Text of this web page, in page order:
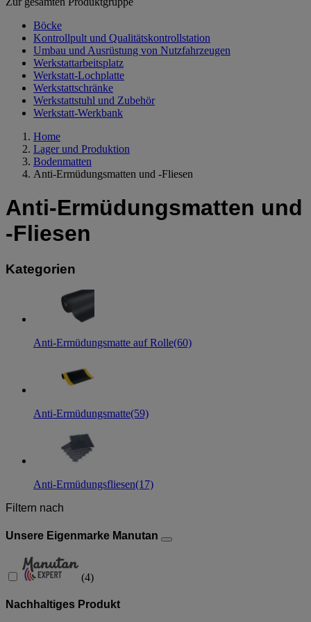
Böcke
Kontrollpult und Qualitätskontrollstation
Umbau und Ausrüstung von Nutzfahrzeugen
Werkstattarbeitsplatz
Werkstatt-Lochplatte
Werkstattschränke
Werkstattstuhl und Zubehör
Werkstatt-Werkbank
Home
Lager und Produktion
Bodenmatten
Anti-Ermüdungsmatten und -Fliesen
Anti-Ermüdungsmatten und
-Fliesen
Kategorien
Anti-Ermüdungsmatte auf Rolle(60)
Anti-Ermüdungsmatte(59)
Anti-Ermüdungsfliesen(17)
Filtern nach
Unsere Eigenmarke Manutan
(4)
Nachhaltiges Produkt